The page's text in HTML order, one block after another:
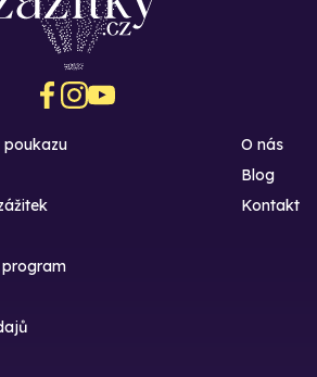
poukazu
O nás
Blog
Kontakt